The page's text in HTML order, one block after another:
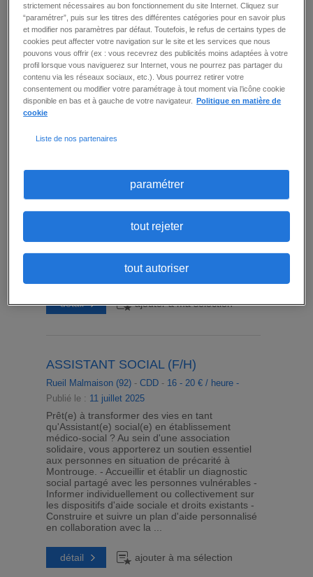
3offre(s) créer une alerte
par page trier par
ASSISTANT SOCIAL (F/H)
St Denis (93)
juillet 2026
médico-social ? Ce poste vous invite à
coordonner divers aspects de
séjour des usagers - Assurer un soutien efficace
lors des démarches d'accès au droit à la santé
et au logement - Organiser et animer des
actions collectives pour favoriser l'intégration
détail ajouter à ma sélection
ASSISTANT SOCIAL (F/H)
Rueil Malmaison (92)- CDD - 16 - 20 € / heure -
Publié le : 11 juillet 2025
Prêt(e) à transformer des vies en tant
qu'Assistant(e) social(e) en établissement
médico-social ? Au sein d'une association
solidaire, vous apporterez un soutien essentiel
aux personnes en situation de précarité à
Montrouge. - Accueillir et établir un diagnostic
social partagé avec les personnes vulnérables -
Informer individuellement ou collectivement sur
les dispositifs d'aide sociale et droits existants -
Construire et suivre un plan d'aide personnalisé
en collaboration avec la ...
détail ajouter à ma sélection
strictement nécessaires au bon fonctionnement du site Internet. Cliquez sur
“paramétrer”, puis sur les titres des différentes catégories pour en savoir plus
et modifier nos paramètres par défaut. Toutefois, le refus de certains types de
cookies peut affecter votre navigation sur le site et les services que nous
pouvons vous offrir (ex : vous recevrez des publicités moins adaptées à votre
profil lorsque vous naviguerez sur Internet, vous ne pourrez pas partager du
contenu via les réseaux sociaux, etc.). Vous pourrez retirer votre
consentement ou modifier votre paramétrage à tout moment via l’icône cookie
disponible en bas et à gauche de votre navigateur.
Politique en matière de
cookie
Liste de nos partenaires
paramétrer
tout rejeter
tout autoriser